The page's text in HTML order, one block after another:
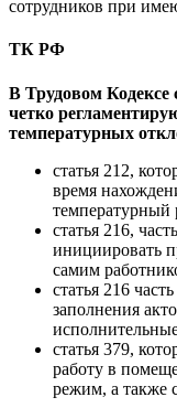
сотрудников при
ТК РФ
В Трудовом Кодексе
четко
температурных
статья 212,
время
температурный
статья 216,
инициировать
самим
статья 216
заполнения
статья 379,
работу в
режим, а также